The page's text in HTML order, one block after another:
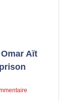
Aït